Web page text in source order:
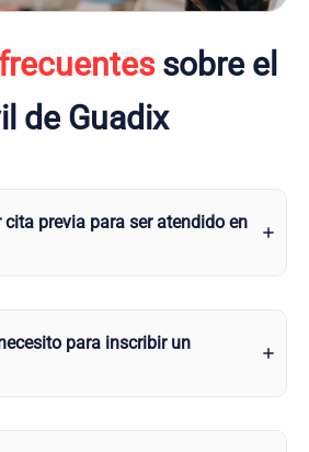
sobre el
de Guadix
cita previa para ser atendido en
para inscribir un